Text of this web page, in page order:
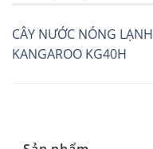
CÂY NƯỚC NÓNG LẠNH
KANGAROO KG40H